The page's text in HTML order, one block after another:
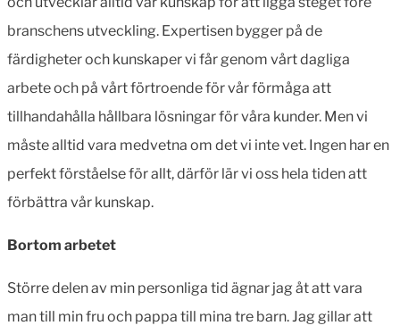
branschens utveckling. Expertisen bygger på de
färdigheter och kunskaper vi får genom vårt dagliga
arbete och på vårt förtroende för vår förmåga att
tillhandahålla hållbara lösningar för våra kunder. Men vi
måste alltid vara medvetna om det vi inte vet. Ingen har en
perfekt förståelse för allt, därför lär vi oss hela tiden att
förbättra vår kunskap.
Bortom arbetet
Större delen av min personliga tid ägnar jag åt att vara
man till min fru och pappa till mina tre barn. Jag gillar att